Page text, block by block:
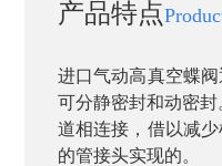
产品特点
进口气动高真空蝶
可分静密封和动密
道相连接，借以减
的管接头实现的。